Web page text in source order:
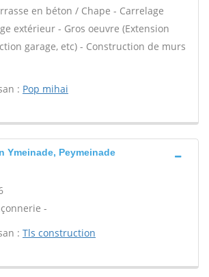
en béton / Chape - Carrelage
extérieur - Gros oeuvre (Extension
garage, etc) - Construction de murs
: Pop mihai
Ymeinade, Peymeinade
-
: Tls construction